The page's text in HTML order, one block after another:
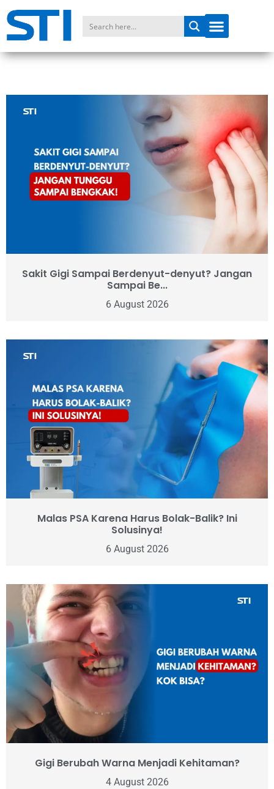
Sakit Gigi Sampai Berdenyut-denyut? Jangan
Sampai Be...
6 August 2026
Malas PSA Karena Harus Bolak-Balik? Ini
Solusinya!
6 August 2026
Gigi Berubah Warna Menjadi Kehitaman?
4 August 2026